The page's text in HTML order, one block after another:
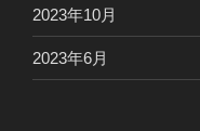
2023年10月
2023年6月